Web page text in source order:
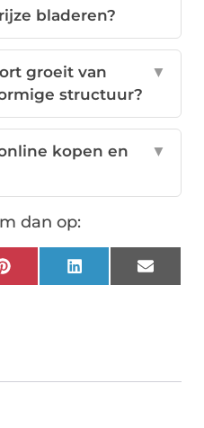
bladeren?
groeit van
structuur?
▼
kopen en
▼
dan op:
PinterestLinkedInEmail